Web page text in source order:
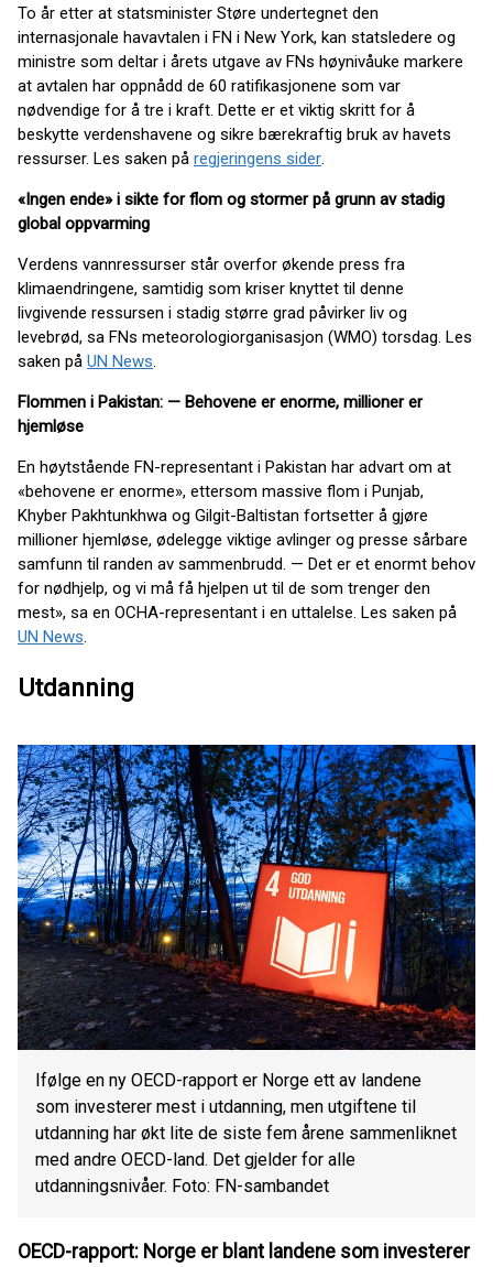
To år etter at statsminister Støre undertegnet den
internasjonale havavtalen i FN i New York, kan statsledere og
ministre som deltar i årets utgave av FNs høynivåuke markere
at avtalen har oppnådd de 60 ratifikasjonene som var
nødvendige for å tre i kraft. Dette er et viktig skritt for å
beskytte verdenshavene og sikre bærekraftig bruk av havets
ressurser. Les saken på regjeringens sider.
«Ingen ende» i sikte for flom og stormer på grunn av stadig
global oppvarming
Verdens vannressurser står overfor økende press fra
klimaendringene, samtidig som kriser knyttet til denne
livgivende ressursen i stadig større grad påvirker liv og
levebrød, sa FNs meteorologiorganisasjon (WMO) torsdag. Les
saken på UN News.
Flommen i Pakistan: — Behovene er enorme, millioner er
hjemløse
En høytstående FN-representant i Pakistan har advart om at
«behovene er enorme», ettersom massive flom i Punjab,
Khyber Pakhtunkhwa og Gilgit-Baltistan fortsetter å gjøre
millioner hjemløse, ødelegge viktige avlinger og presse sårbare
samfunn til randen av sammenbrudd. — Det er et enormt behov
for nødhjelp, og vi må få hjelpen ut til de som trenger den
mest», sa en OCHA-representant i en uttalelse. Les saken på
UN News.
Utdanning
Ifølge en ny OECD-rapport er Norge ett av landene
som investerer mest i utdanning, men utgiftene til
utdanning har økt lite de siste fem årene sammenliknet
med andre OECD-land. Det gjelder for alle
utdanningsnivåer. Foto: FN-sambandet
OECD-rapport: Norge er blant landene som investerer